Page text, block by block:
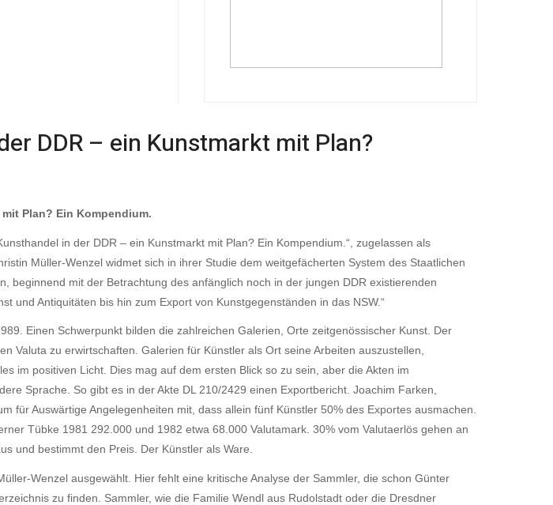
DDR – ein Kunstmarkt mit Plan?
Plan? Ein Kompendium.
in der DDR – ein Kunstmarkt mit Plan? Ein Kompendium.“, zugelassen als
Müller-Wenzel widmet sich in ihrer Studie dem weitgefächerten System des Staatlichen
beginnend mit der Betrachtung des anfänglich noch in der jungen DDR existierenden
und Antiquitäten bis hin zum Export von Kunstgegenständen in das NSW.“
Einen Schwerpunkt bilden die zahlreichen Galerien, Orte zeitgenössischer Kunst. Der
Valuta zu erwirtschaften. Galerien für Künstler als Ort seine Arbeiten auszustellen,
im positiven Licht. Dies mag auf dem ersten Blick so zu sein, aber die Akten im
Sprache. So gibt es in der Akte DL 210/2429 einen Exportbericht. Joachim Farken,
für Auswärtige Angelegenheiten mit, dass allein fünf Künstler 50% des Exportes ausmachen.
Tübke 1981 292.000 und 1982 etwa 68.000 Valutamark. 30% vom Valutaerlös gehen an
und bestimmt den Preis. Der Künstler als Ware.
Wenzel ausgewählt. Hier fehlt eine kritische Analyse der Sammler, die schon Günter
zu finden. Sammler, wie die Familie Wendl aus Rudolstadt oder die Dresdner